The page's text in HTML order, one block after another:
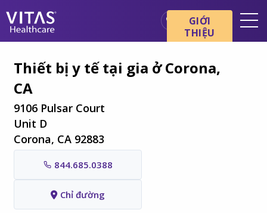
Cơ bản về chăm sóc cuối đời
Chuyên gia chăm sóc sức
Gia đình và người chăm sóc
GIỚI
THIỆU
Thiết bị y tế tại gia ở Corona,
CA
9106 Pulsar Court
Unit D
Corona, CA 92883
844.685.0388
Chỉ đường